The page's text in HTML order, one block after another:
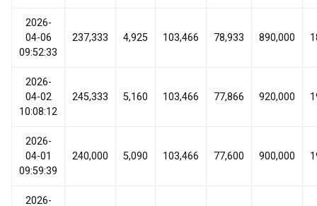
2026-
04-06
09:52:33
237,333 4,925 103,466 78,933 890,000
2026-
04-02
10:08:12
245,333 5,160 103,466 77,866 920,000
2026-
04-01
09:59:39
240,000 5,090 103,466 77,600 900,000
2026-